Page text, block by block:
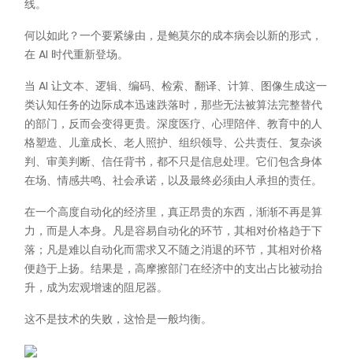
线。
何以如此？一个要紧缘由，是鲍莫尔的成本病会以新的形式，
在 AI 时代重新登场。
当 AI 让文本、逻辑、编码、检索、翻译、计算、图像生成这一
类认知任务的边际成本迅速跌落时，那些无法被算法完整替代
的部门，反而会变得更贵。深度医疗、心理陪伴、教育中的人
格塑造、儿童成长、老人照护、组织领导、公共责任、复杂谈
判、审美判断、信任背书，都不只是信息处理。它们包含身体
在场、情感共鸣、社会承诺，以及最终必须由人承担的责任。
在一个高度自动化的经济里，真正昂贵的东西，渐渐不再是算
力，而是人本身。凡是容易自动化的环节，其相对价格趋于下
落；凡是难以自动化而需求又不随之消退的环节，其相对价格
便趋于上扬。结果是，高摩擦部门在经济中的支出占比被动抬
升，成为宏观增速的阻尼器。
这不是技术的失败，这恰是一般均衡。